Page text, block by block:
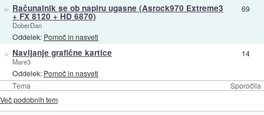
Tema Sporočila
» Računalnik se ob napiru ugasne (Asrock970 Extreme3
+ FX 8120 + HD 6870)
DoberDan
Oddelek: Pomoč in nasveti
69
» Navijanje grafične kartice
Mare3
Oddelek: Pomoč in nasveti
14
Več podobnih tem